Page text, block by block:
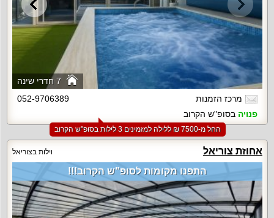
7 חדרי שינה
מרכז הזמנות
052-9706389
פנויה בסופ"ש הקרוב
החל מ-‏7500 ₪ ללילה למזמינים 3 לילות בסופ"ש הקרוב
אחוזת צוריאל וילות בצוריאל
התפנו מקומות לסופ"ש הקרוב!!!